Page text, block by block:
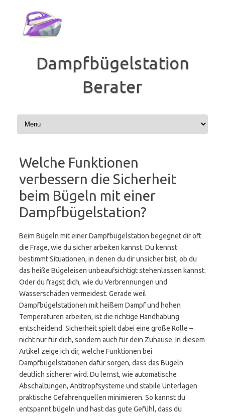
springen
Dampfbügelstation
Berater
Welche Funktionen
verbessern die Sicherheit
beim Bügeln mit einer
Dampfbügelstation?
Beim Bügeln mit einer Dampfbügelstation begegnet dir oft
die Frage, wie du sicher arbeiten kannst. Du kennst
bestimmt Situationen, in denen du dir unsicher bist, ob du
das heiße Bügeleisen unbeaufsichtigt stehenlassen kannst.
Oder du fragst dich, wie du Verbrennungen und
Wasserschäden vermeidest. Gerade weil
Dampfbügelstationen mit heißem Dampf und hohen
Temperaturen arbeiten, ist die richtige Handhabung
entscheidend. Sicherheit spielt dabei eine große Rolle –
nicht nur für dich, sondern auch für dein Zuhause. In diesem
Artikel zeige ich dir, welche Funktionen bei
Dampfbügelstationen dafür sorgen, dass das Bügeln
deutlich sicherer wird. Du lernst, wie automatische
Abschaltungen, Antitropfsysteme und stabile Unterlagen
praktische Gefahrenquellen minimieren. So kannst du
entspannt bügeln und hast das gute Gefühl, dass du